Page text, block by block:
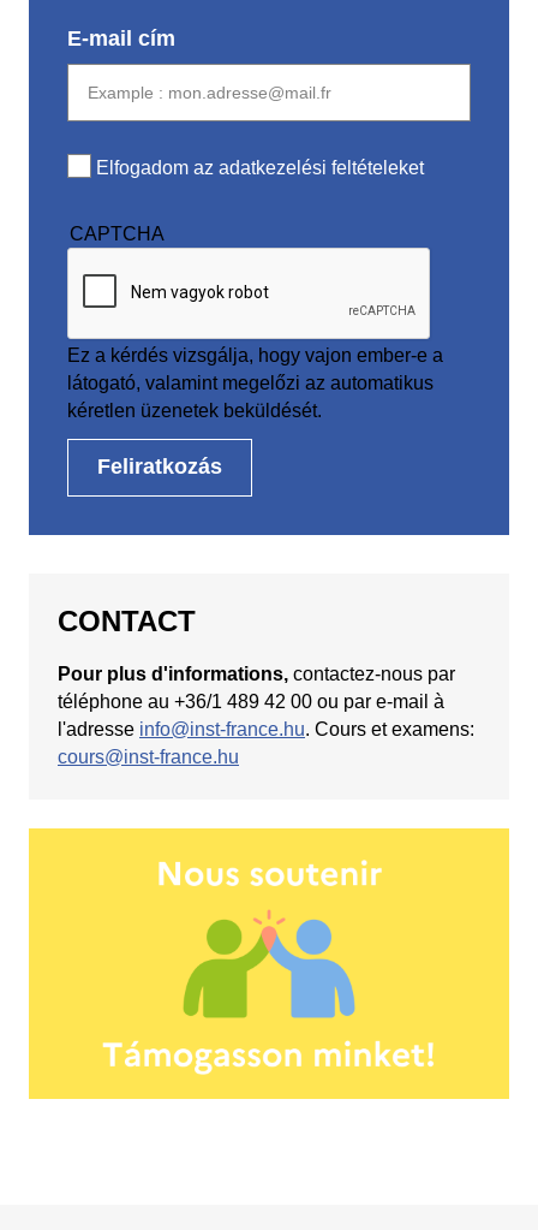
E-mail cím
Elfogadom az adatkezelési feltételeket
CAPTCHA
Ez a kérdés vizsgálja, hogy vajon ember-e a
látogató, valamint megelőzi az automatikus
kéretlen üzenetek beküldését.
CONTACT
Pour plus d'informations, contactez-nous par
téléphone au +36/1 489 42 00 ou par e-mail à
l'adresse info@inst-france.hu. Cours et examens:
cours@inst-france.hu